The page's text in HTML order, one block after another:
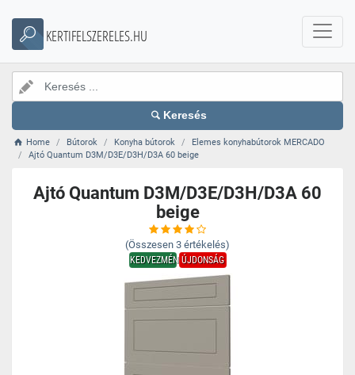
KERTIFELSZERELES.HU
Keresés
Home Bútorok Konyha bútorok
Elemes konyhabútorok MERCADO
Ajtó Quantum D3M/D3E/D3H/D3A 60 beige
Ajtó Quantum D3M/D3E/D3H/D3A 60
beige
(Összesen 3 értékelés)
KEDVEZMÉNYÚJDONSÁG